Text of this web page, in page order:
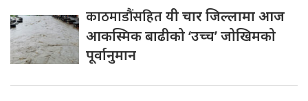
काठमाडौंसहितयी चार जिल्लामा आज
आकस्मिक बाढीको ‘उच्च’ जोखिमको
पूर्वानुमान